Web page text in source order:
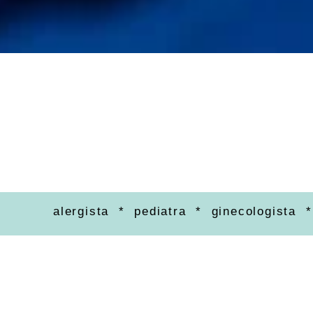
* pediatra * ginecologista *